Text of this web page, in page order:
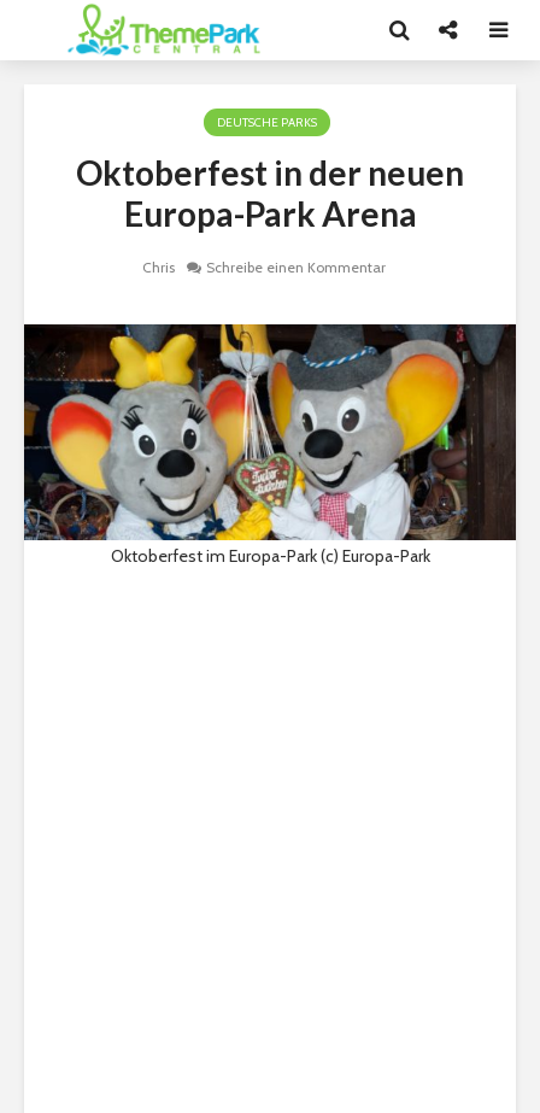
DEUTSCHE PARKS
Oktoberfest in der neuen
Europa-Park Arena
Chris Schreibe einen Kommentar
Oktoberfest im Europa-Park (c) Europa-Park